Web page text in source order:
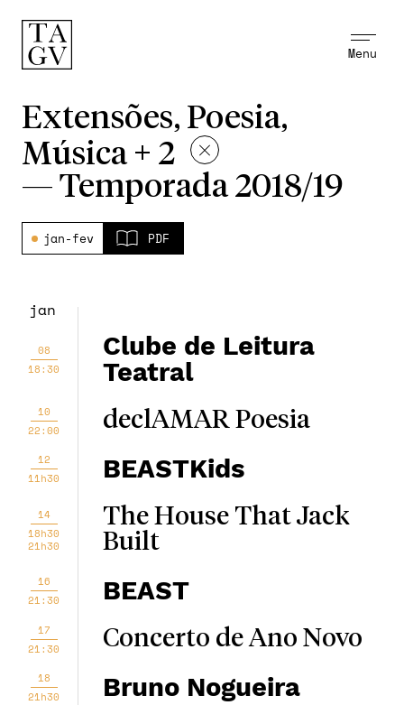
Menu
Extensões, Poesia,
Música + 2
— Temporada 2018/19
jan-fev PDF
jan
08
18:30
Clube de Leitura
Teatral
10
22:00
declAMAR Poesia
12
11h30
BEASTKids
14
18h30
21h30
The House That Jack
Built
16
21:30
BEAST
17
21:30
Concerto de Ano Novo
18
21h30
Bruno Nogueira